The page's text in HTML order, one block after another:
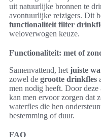
uit natuurlijke bronnen te
avontuurlijke reizigers. Dit
functionaliteit filter
weloverwogen keuze.
Functionaliteit: met of
Samenvattend, het juiste
zowel de grootte drinkfles
men nodig heeft. Door
kan men ervoor zorgen dat
waterfles die hen
bestemming of duur.
FAQ